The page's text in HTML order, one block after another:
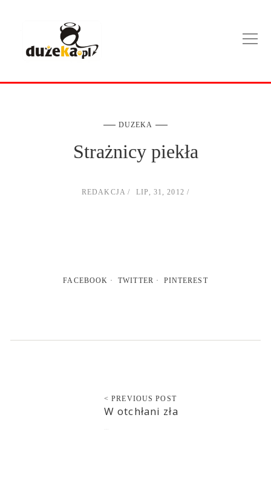
DUZEKA
Strażnicy piekła
REDAKCJA LIP, 31, 2012
FACEBOOK TWITTER PINTEREST
< PREVIOUS POST
W otchłani zła